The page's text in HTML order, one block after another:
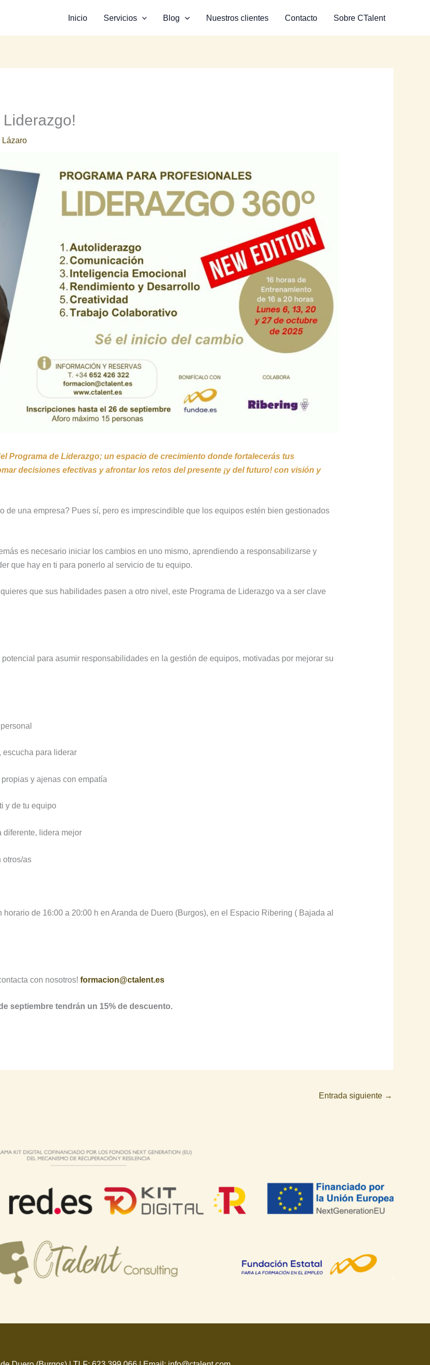
Inicio Servicios Blog Nuestros clientes Contacto Sobre CTalent
Liderazgo!
Lázaro
Programa de Liderazgo; un espacio de crecimiento donde fortalecerás tus
decisiones efectivas y afrontar los retos del presente ¡y del futuro! con visión y
de una empresa? Pues sí, pero es imprescindible que los equipos estén bien gestionados
es necesario iniciar los cambios en uno mismo, aprendiendo a responsabilizarse y
que hay en ti para ponerlo al servicio de tu equipo.
que sus habilidades pasen a otro nivel, este Programa de Liderazgo va a ser clave
para asumir responsabilidades en la gestión de equipos, motivadas por mejorar su
escucha para liderar
y ajenas con empatía
y de tu equipo
diferente, lidera mejor
otros/as
de 16:00 a 20:00 h en Aranda de Duero (Burgos), en el Espacio Ribering ( Bajada al
con nosotros! formacion@ctalent.es
septiembre tendrán un 15% de descuento.
Entrada siguiente →